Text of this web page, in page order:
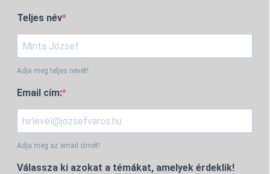
Teljes név
Adja meg teljes nevét!
Email cím:
Adja meg az email címét!
Válassza ki azokat a témákat, amelyek érdeklik!